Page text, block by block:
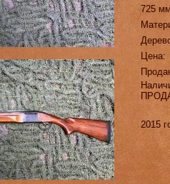
725
Цена:
2015